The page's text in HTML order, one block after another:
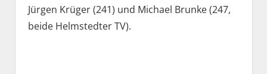
Jürgen Krüger (241) und Michael Brunke (247,
beide Helmstedter TV).